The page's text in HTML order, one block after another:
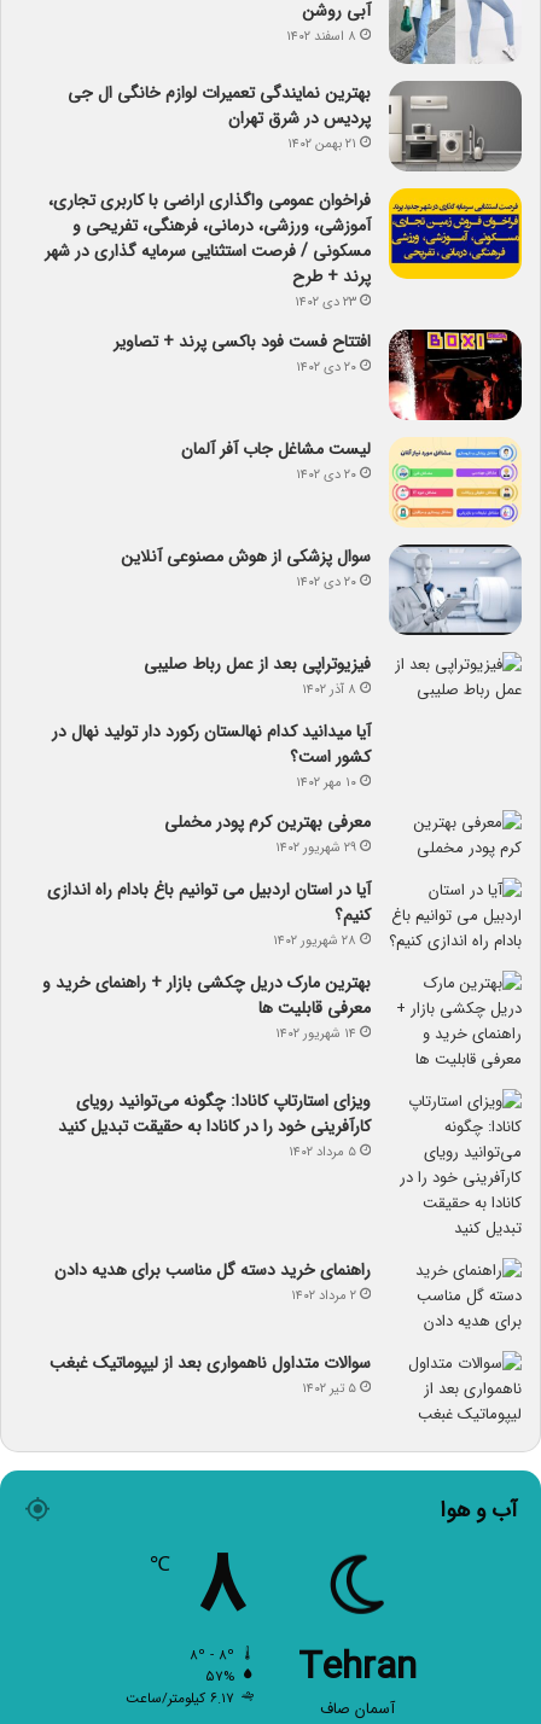
آبی روشن
۸ اسفند ۱۴۰۲
بهترین نمایندگی تعمیرات لوازم خانگی ال جی
پردیس در شرق تهران
۲۱ بهمن ۱۴۰۲
فراخوان عمومی واگذاری اراضی با کاربری تجاری،
آموزشی، ورزشی، درمانی، فرهنگی، تفریحی و
مسکونی / فرصت استثنایی سرمایه گذاری در شهر
پرند + طرح
۲۳ دی ۱۴۰۲
افتتاح فست فود باکسی پرند + تصاویر
۲۰ دی ۱۴۰۲
لیست مشاغل جاب آفر آلمان
۲۰ دی ۱۴۰۲
سوال پزشکی از هوش مصنوعی آنلاین
۲۰ دی ۱۴۰۲
فیزیوتراپی بعد از عمل رباط صلیبی
۸ آذر ۱۴۰۲
آیا می­دانید کدام نهالستان رکورد دار تولید نهال­ در
کشور است؟
۱۰ مهر ۱۴۰۲
معرفی بهترین کرم پودر مخملی
۲۹ شهریور ۱۴۰۲
آیا در استان اردبیل می توانیم باغ بادام راه اندازی
کنیم؟
۲۸ شهریور ۱۴۰۲
بهترین مارک دریل چکشی بازار + راهنمای خرید و
معرفی قابلیت ها
۱۴ شهریور ۱۴۰۲
ویزای استارتاپ کانادا: چگونه می‌توانید رویای
کارآفرینی خود را در کانادا به حقیقت تبدیل کنید
۵ مرداد ۱۴۰۲
راهنمای خرید دسته گل مناسب برای هدیه دادن
۲ مرداد ۱۴۰۲
سوالات متداول ناهمواری بعد از لیپوماتیک غبغب
۵ تیر ۱۴۰۲
آب و هوا
Tehran
آسمان صاف
۸ ℃
۵۷%
۶.۱۷ کیلومتر/ساعت